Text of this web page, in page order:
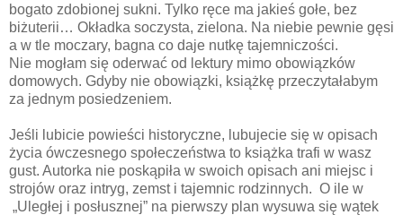
bogato zdobionej sukni. Tylko ręce ma jakieś gołe, bez
biżuterii… Okładka soczysta, zielona. Na niebie pewnie gęsi
a w tle moczary, bagna co daje nutkę tajemniczości.
Nie mogłam się oderwać od lektury mimo obowiązków
domowych. Gdyby nie obowiązki, książkę przeczytałabym
za jednym posiedzeniem.
Jeśli lubicie powieści historyczne, lubujecie się w opisach
życia ówczesnego społeczeństwa to książka trafi w wasz
gust. Autorka nie poskąpiła w swoich opisach ani miejsc i
strojów oraz intryg, zemst i tajemnic rodzinnych. O ile w
„Uległej i posłusznej” na pierwszy plan wysuwa się wątek